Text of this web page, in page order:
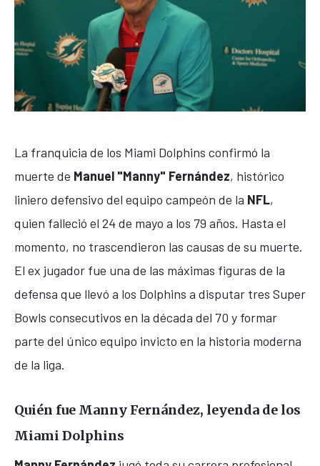
La franquicia de los Miami Dolphins confirmó la
muerte de Manuel "Manny" Fernández, histórico
liniero defensivo del equipo campeón de la NFL,
quien falleció el 24 de mayo a los 79 años. Hasta el
momento, no trascendieron las causas de su muerte.
El ex jugador fue una de las máximas figuras de la
defensa que llevó a los Dolphins a disputar tres Super
Bowls consecutivos en la década del 70 y formar
parte del único equipo invicto en la historia moderna
de la liga.
Quién fue Manny Fernández, leyenda de los
Miami Dolphins